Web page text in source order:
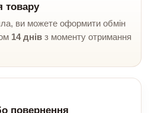
товару
ви можете оформити обмін
14 днів з моменту отримання
повернення